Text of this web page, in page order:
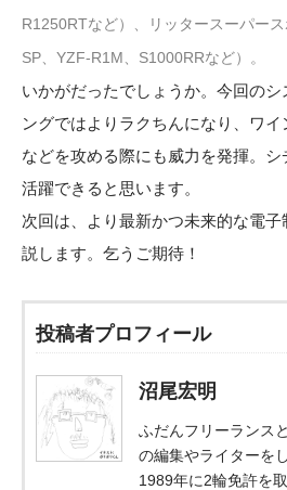
R1250RTなど）、リッタースーパー
SP、YZF-R1M、S1000RRなど）。
いかがだったでしょうか。今回のシ
ングではよりラクちんになり、ワ
などを攻める際にも威力を発揮。
活躍できると思います。
次回は、より最新かつ未来的な電
説します。乞うご期待！
投稿者プロフィール
沼尾宏明
ふだんフリーランス
の編集やライターを
1989年に2輪免許を